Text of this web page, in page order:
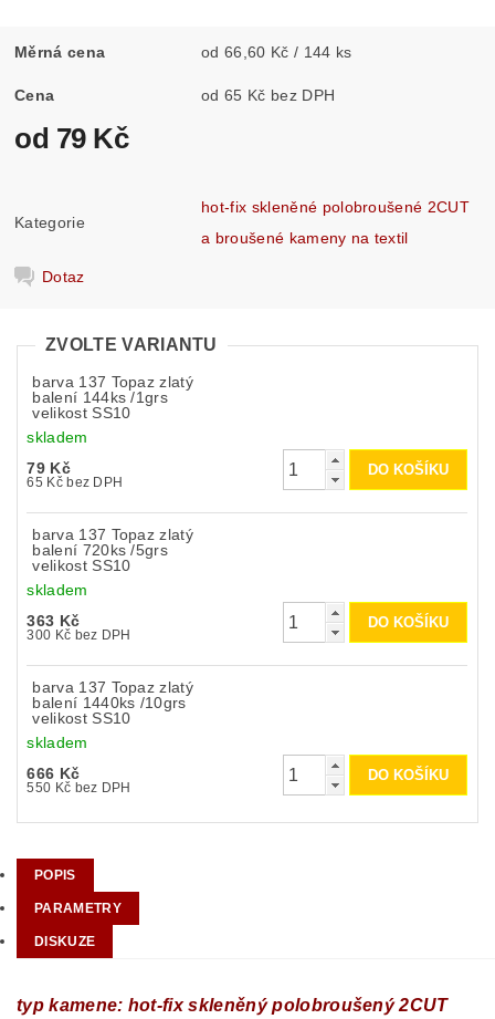
Měrná cena od 66,60 Kč / 144 ks
Cena od 65 Kč bez DPH
od 79 Kč
Kategorie
hot-fix skleněné polobroušené 2CUT
a broušené kameny na textil
Dotaz
ZVOLTE VARIANTU
barva 137 Topaz zlatý
balení 144ks /1grs
velikost SS10
skladem
79 Kč
65 Kč bez DPH
barva 137 Topaz zlatý
balení 720ks /5grs
velikost SS10
skladem
363 Kč
300 Kč bez DPH
barva 137 Topaz zlatý
balení 1440ks /10grs
velikost SS10
skladem
666 Kč
550 Kč bez DPH
POPIS
PARAMETRY
DISKUZE
typ kamene: hot-fix skleněný polobroušený 2CUT